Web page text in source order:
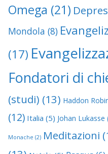
Omega (21)
Mondola (8)
(17)
Fondatori di
(studi) (13) Haddon
(12) Italia (5) Johan Lukasse
Monache (2) Meditazioni